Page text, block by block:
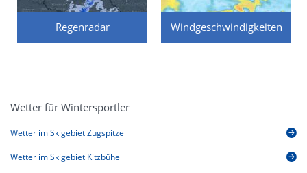
Regenradar Windgeschwindigkeiten
Wetter für Wintersportler
Wetter im Skigebiet Zugspitze
Wetter im Skigebiet Kitzbühel